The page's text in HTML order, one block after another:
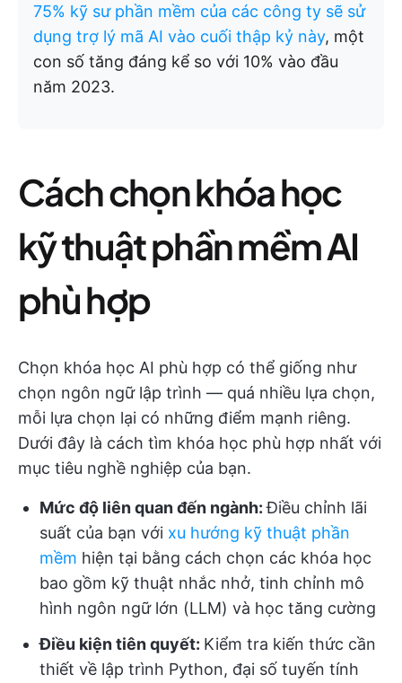
75% kỹ sư phần mềm của các công ty sẽ sử
dụng trợ lý mã AI vào cuối thập kỷ này, một
con số tăng đáng kể so với 10% vào đầu
năm 2023.
Cách chọn khóa học
kỹ thuật phần mềm AI
phù hợp
Chọn khóa học AI phù hợp có thể giống như
chọn ngôn ngữ lập trình — quá nhiều lựa chọn,
mỗi lựa chọn lại có những điểm mạnh riêng.
Dưới đây là cách tìm khóa học phù hợp nhất với
mục tiêu nghề nghiệp của bạn.
Mức độ liên quan đến ngành:Điều chỉnh lãi
suất của bạn với xu hướng kỹ thuật phần
mềm hiện tại bằng cách chọn các khóa học
bao gồm kỹ thuật nhắc nhở, tinh chỉnh mô
hình ngôn ngữ lớn (LLM) và học tăng cường
Điều kiện tiên quyết: Kiểm tra kiến thức cần
thiết về lập trình Python, đại số tuyến tính